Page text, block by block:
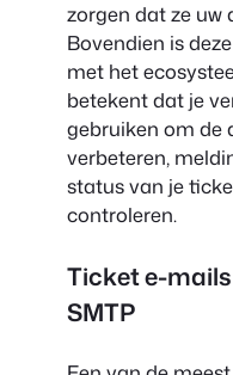
zorgen dat ze uw
Bovendien is
met het
betekent dat je
gebruiken om de
verbeteren,
status van je
controleren.
Ticket e-
SMTP